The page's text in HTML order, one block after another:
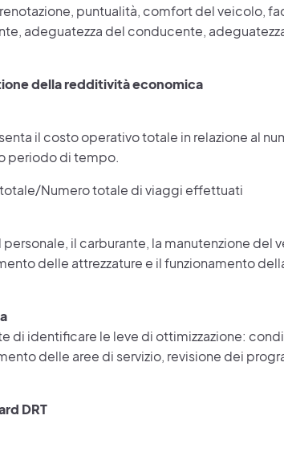
puntualità, comfort del veicolo,
adeguatezza del conducente,
della redditività economica
il costo operativo totale in relazione al
periodo di tempo.
Numero totale di viaggi effettuati
il carburante, la manutenzione del
delle attrezzature e il funzionamento
di identificare le leve di ottimizzazione:
delle aree di servizio, revisione dei
DRT